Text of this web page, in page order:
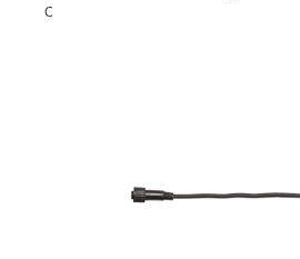
Connecta, délka 500 cm